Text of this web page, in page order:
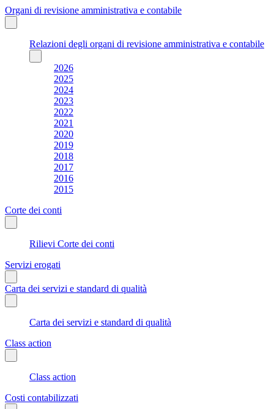
Organi di revisione amministrativa e contabile
Relazioni degli organi di revisione amministrativa e contabile
2026
2025
2024
2023
2022
2021
2020
2019
2018
2017
2016
2015
Corte dei conti
Rilievi Corte dei conti
Servizi erogati
Carta dei servizi e standard di qualità
Carta dei servizi e standard di qualità
Class action
Class action
Costi contabilizzati